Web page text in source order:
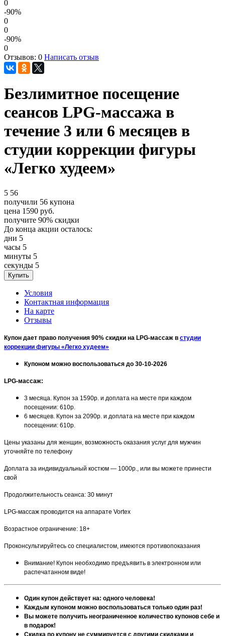
0
-90%
0
0
-90%
0
Отзывов: 0 Написать отзыв
Безлимитное посещение
сеансов LPG-массажа в
течение 3 или 6 месяцев в
студии коррекции фигуры
«Легко худеем»
5 56
получили 56 купона
цена 1590 руб.
получите 90% скидки
До конца акции осталось:
дни 5
часы 5
минуты 5
секунды 5
Условия
Контактная информация
На карте
Отзывы
Купон дает право получения 90% скидки на LPG-массаж в студии
коррекции фигуры «Легко худеем»
Купоном можно воспользоваться до 30-10-2026
LPG-массаж:
3 месяца. Купон за 1590р. и доплата на месте при каждом
посещении: 610р.
6 месяцев. Купон за 2090р. и доплата на месте при каждом
посещении: 610р.
Цены указаны для женщин, возможность оказания услуг для мужчин
уточняйте по телефону
Доплата за индивидуальный костюм — 1000р., или вы можете принести
свой
Продолжительность сеанса: 30 минут
LPG-массаж проводится на аппарате Vortex
Возрастное ограничение: 18+
Проконсультируйтесь со специалистом, имеются противопоказания
Внимание! Купон необходимо предъявить в электронном или
распечатанном виде!
Один купон действует на: одного человека!
Каждым купоном можно воспользоваться только один раз!
Вы можете получить неограниченное количество купонов себе и
в подарок!
Скидка по купону не суммируется с другими скидками и